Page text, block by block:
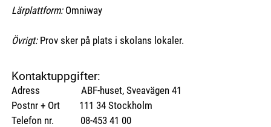
Lärplattform:Omniway
Övrigt: Prov sker på plats i skolans lokaler.
Kontaktuppgifter:
Adress ABF-huset, Sveavägen 41
Postnr + Ort 111 34 Stockholm
Telefon nr. 08-453 41 00